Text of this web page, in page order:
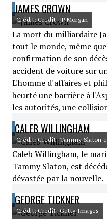
JAMES CROWN
Crédit: Credit: JP Morgan
La mort du milliardaire
tout le monde, même
confirmation de son
accident de voiture sur
L'homme d'affaires et
heurté une barrière à
les autorités, une
CALEB WILLINGHAM
Crédit: Credit: Tammy Slaton
Caleb Willingham, le
Tammy Slaton, est
dévastée par la nouvelle.
GEORGE TICKNER
Crédit: Credit: Getty Images